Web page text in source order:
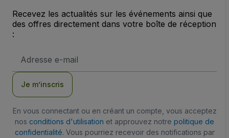
Recevez les actualités sur les événements ainsi que
des offres directement dans votre boîte de réception
:
e-
Je m’inscris
En vous connectant ou en créant un compte, vous acceptez
nos conditions d'utilisation et approuvez notre politique de
confidentialité. Vous pourriez recevoir des notifications par